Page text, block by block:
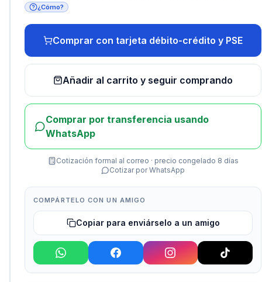
¿Cómo?
Comprar con tarjeta débito-crédito y PSE
Añadir al carrito y seguir comprando
Comprar por transferencia usando
WhatsApp
Cotización formal al correo · precio congelado 8 días
Cotizar por WhatsApp
COMPÁRTELO CON UN AMIGO
Copiar para enviárselo a un amigo
juntos.
productos